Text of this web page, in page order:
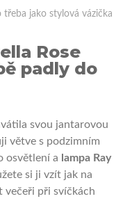
jako stylová vázička
Rose
padly do
svou jantarovou
větve s podzimním
osvětlení a lampa Ray
si ji vzít jak na
večeři při svíčkách